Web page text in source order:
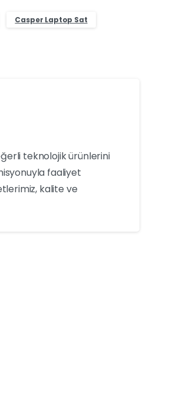
Casper Laptop Sat
teknolojik ürünlerini
faaliyet
kalite ve